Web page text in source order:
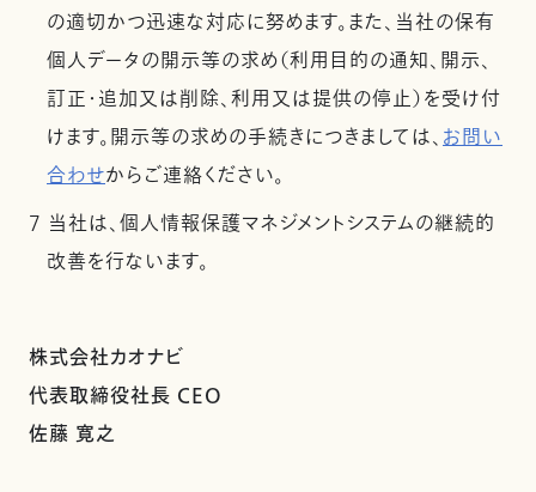
の適切かつ迅速な対応に努めます。また、当社の保有
個人データの開示等の求め（利用目的の通知、開示、
訂正・追加又は削除、利用又は提供の停止）を受け付
けます。開示等の求めの手続きにつきましては、お問い
合わせからご連絡ください。
7 当社は、個人情報保護マネジメントシステムの継続的
改善を行ないます。
株式会社カオナビ
代表取締役社長 CEO
佐藤 寛之